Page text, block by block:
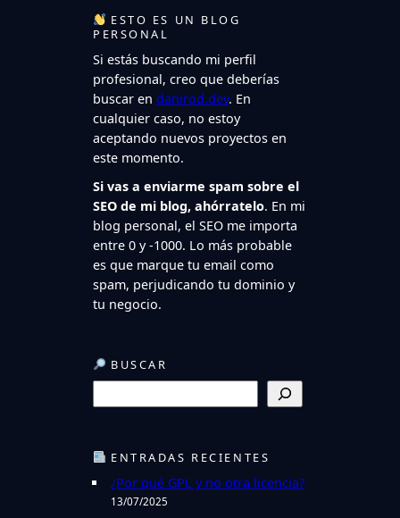
ESTO ES UN BLOG
PERSONAL
Si estás buscando mi perfil
profesional, creo que deberías
buscar en danirod.dev. En
cualquier caso, no estoy
aceptando nuevos proyectos en
este momento.
Si vas a enviarme spam sobre el
SEO de mi blog, ahórratelo. En mi
blog personal, el SEO me importa
entre 0 y -1000. Lo más probable
es que marque tu email como
spam, perjudicando tu dominio y
tu negocio.
BUSCAR
u
c
a
r
ENTRADAS RECIENTES
¿Por qué GPL y no otra licencia?
13/07/2025